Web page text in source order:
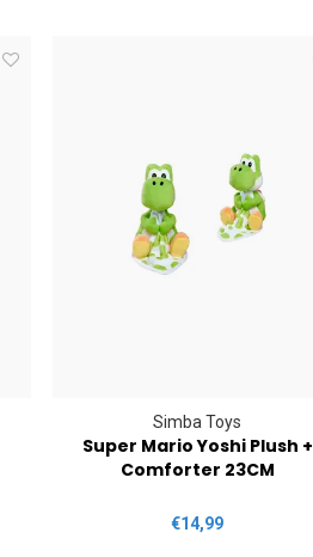
Simba Toys
Super Mario Yoshi Plush +
Comforter 23CM
€14,99